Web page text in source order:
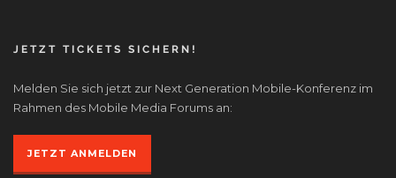
JETZT TICKETS SICHERN!
Melden Sie sich jetzt zur Next Generation Mobile-Konferenz im
Rahmen des Mobile Media Forums an:
JETZT ANMELDEN